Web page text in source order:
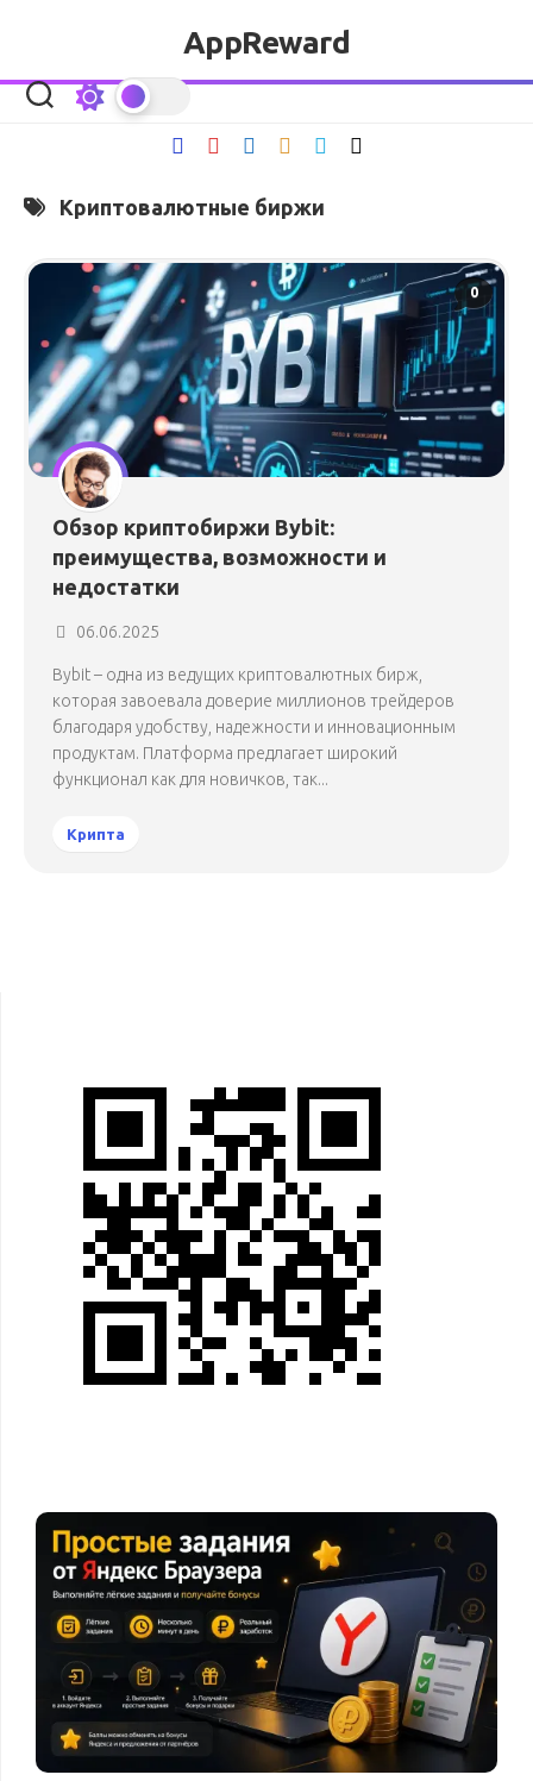
AppReward
Криптовалютные биржи
0
Обзор криптобиржи Bybit:
преимущества, возможности и
недостатки
06.06.2025
Bybit – одна из ведущих криптовалютных бирж,
которая завоевала доверие миллионов трейдеров
благодаря удобству, надежности и инновационным
продуктам. Платформа предлагает широкий
функционал как для новичков, так...
Крипта